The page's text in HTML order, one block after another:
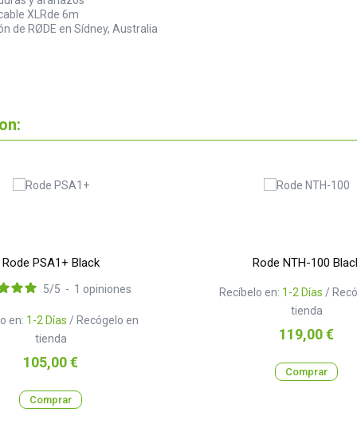
XLRde 6m
de RØDE en Sídney, Australia
Rode PSA1+ Black
en: 1-2 Días / Recógelo en
tienda
5/5 - 1 opiniones
Precio
105,00 €
Comprar
Rode NTH-100
Recíbelo en: 1-2 Días /
tienda
Precio
119,00 €
Comprar